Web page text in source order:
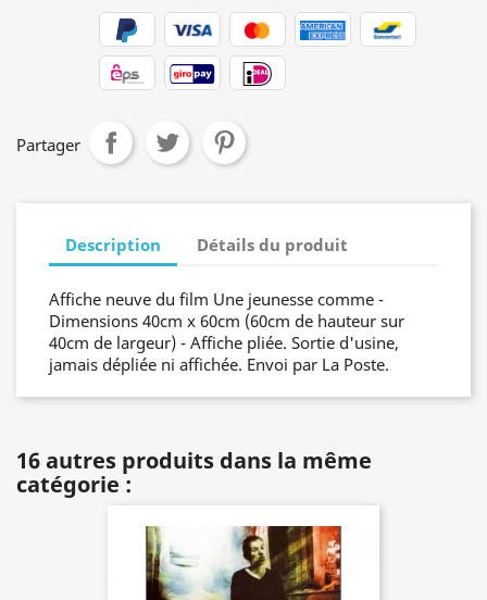
Partager
Description Détails du produit
Affiche neuve du film Une jeunesse comme -
Dimensions 40cm x 60cm (60cm de hauteur sur
40cm de largeur) - Affiche pliée. Sortie d'usine,
jamais dépliée ni affichée. Envoi par La Poste.
16 autres produits dans la même
catégorie :